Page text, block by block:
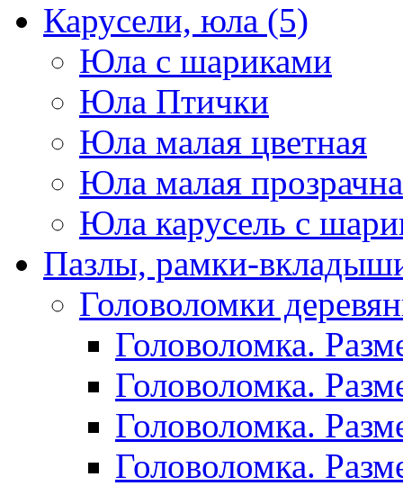
Карусели, юла (5)
Юла с шариками
Юла Птички
Юла малая цветная
Юла малая
Юла карусель с
Пазлы, рамки-
Головоломки
Головоломка.
Головоломка.
Головоломка.
Головоломка.